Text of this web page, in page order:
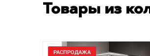
Товары из
РАСПРОДАЖА